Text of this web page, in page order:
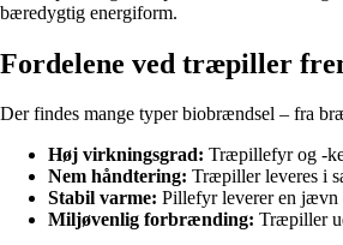
bæredygtig energiform.
Fordelene ved træpiller
Der findes mange typer biobrændsel – fra
Høj virkningsgrad: Træpillefyr og -
Nem håndtering: Træpiller leveres i
Stabil varme: Pillefyr leverer en jævn
Miljøvenlig forbrænding: Træpiller